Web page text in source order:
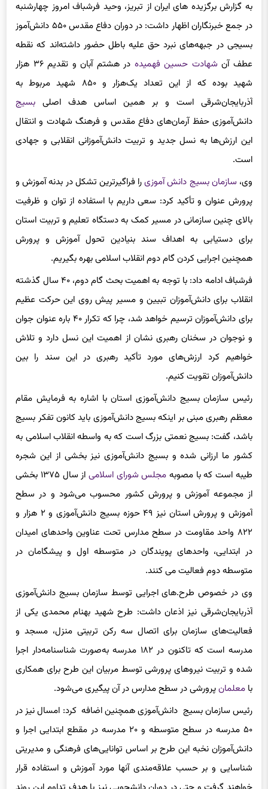
در جمع خبرنگاران اظهار داشت: در دوران دفاع مقدس ۵۵۰ دانش‌آموز
بسیجی در جبهه‌های نبرد حق علیه باطل حضور داشته‌اند که نقطه
عطف آنشهادت حسین فهمیده
در هشتم آبان و تقدیم ۳۶ هزار
شهید بوده که از این تعداد یک‌هزار و ۸۵۰ شهید مربوط به
آذربایجان‌شرقی است و بر همین اساس هدف اصلیبسیج
دانش‌آموزی حفظ آرمان‌های دفاع مقدس و فرهنگ شهادت و انتقال
این ارزش‌ها به نسل جدید و تربیت دانش‌آموزانی انقلابی و جهادی
است.
وی،سازمان بسیج دانش آموزی
پرورش عنوان و تأکید کرد: سعی داریم با استفاده از توان و ظرفیت
بالای چنین سازمانی در مسیر کمک به دستگاه تعلیم و تربیت استان
برای دستیابی به اهداف سند بنیادین تحول آموزش و پرورش
همچنین اجرایی کردن گام دوم انقلاب اسلامی بهره بگیریم.
فرشباف ادامه داد: با توجه به اهمیت بحث گام دوم، ۴۰ سال گذشته
انقلاب برای دانش‌آموزان تبیین و مسیر پیش روی این حرکت عظیم
برای دانش‌آموزان ترسیم خواهد شد، چرا که تکرار ۴۰ باره عنوان جوان
و نوجوان در سخنان رهبری نشان از اهمیت این نسل دارد و تلاش
خواهیم کرد ارزش‌های مورد تأکید رهبری در این سند را بین
دانش‌آموزان تقویت کنیم.
رئیس سازمان بسیج دانش‌آموزی استان با اشاره به فرمایش مقام
معظم رهبری مبنی بر اینکه بسیج دانش‌آموزی باید کانون تفکر بسیج
باشد، گفت: بسیج نعمتی بزرگ است که به واسطه انقلاب اسلامی به
کشور ما ارزانی شده و بسیج دانش‌آموزی نیز بخشی از این شجره
طیبه است که با مصوبهمجلس شورای اسلامی
از سال ۱۳۷۵ بخشی
از مجموعه آموزش و پرورش کشور محسوب می‌شود و در سطح
آموزش و پرورش استان نیز ۴۹ حوزه بسیج دانش‌آموزی و ۲ هزار و
۸۲۲ واحد مقاومت در سطح مدارس تحت عناوین واحدهای امیدان
در ابتدایی، واحدهای پویندگان در متوسطه اول و پیشگامان در
متوسطه دوم فعالیت می کنند.
وی در خصوص طرح.های اجرایی توسط سازمان بسیج دانش‌آموزی
آذربایجان‌شرقی نیز اذعان داشت: طرح شهید بهنام محمدی یکی از
فعالیت‌های سازمان برای اتصال سه رکن تربیتی منزل، مسجد و
مدرسه است که تاکنون در ۱۸۲ مدرسه به‌صورت شناسنامه‌دار اجرا
شده و تربیت نیروهای پرورشی توسط مربیان این طرح برای همکاری
بامعلمانپرورشی در سطح مدارس در آن پیگیری می‌شود.
رئیس سازمان بسیج دانش‌آموزی همچنین اضافه کرد: امسال نیز در
۵۰ مدرسه در سطح متوسطه و ۲۰ مدرسه در مقطع ابتدایی اجرا و
دانش‌آموزان نخبه این طرح بر اساس توانایی‌های فرهنگی و مدیریتی
شناسایی و بر حسب علاقه‌مندی آنها مورد آموزش و استفاده قرار
خواهند گرفت و حتی در دوران دانشجویی نیز با هدف تداوم این روند